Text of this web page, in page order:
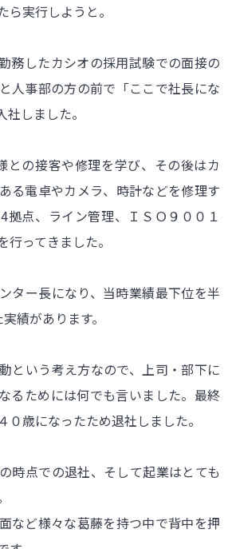
ら実行しようと。
務したカシオの採用試験での面接の
人事部の方の前で「ここで社長にな
社しました。
との接客や修理を学び、その後はカ
る電卓やカメラ、時計などを修理す
拠点、ライン管理、ＩＳＯ９００１
行ってきました。
ター長になり、当時業績最下位を半
績があります。
という考え方なので、上司・部下に
るためには何でも言いました。最終
０歳になったため退社しました。
時点での退社、そして起業はとても
など様々な葛藤を持つ中で背中を押